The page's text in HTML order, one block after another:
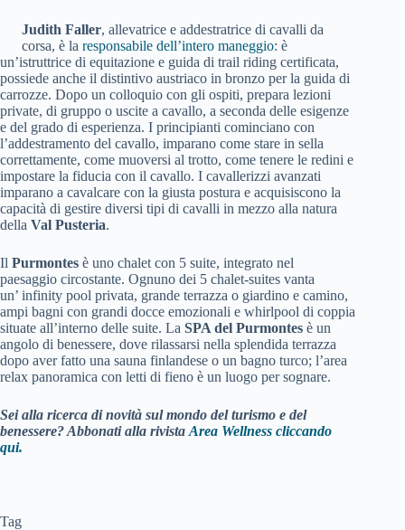
Judith Faller, allevatrice e addestratrice di cavalli da
corsa, è la responsabile dell’intero maneggio: è
un’istruttrice di equitazione e guida di trail riding certificata,
possiede anche il distintivo austriaco in bronzo per la guida di
carrozze. Dopo un colloquio con gli ospiti, prepara lezioni
private, di gruppo o uscite a cavallo, a seconda delle esigenze
e del grado di esperienza. I principianti cominciano con
l’addestramento del cavallo, imparano come stare in sella
correttamente, come muoversi al trotto, come tenere le redini e
impostare la fiducia con il cavallo. I cavallerizzi avanzati
imparano a cavalcare con la giusta postura e acquisiscono la
capacità di gestire diversi tipi di cavalli in mezzo alla natura
della Val Pusteria.
Il Purmontes è uno chalet con 5 suite, integrato nel
paesaggio circostante. Ognuno dei 5 chalet-suites vanta
un’ infinity pool privata, grande terrazza o giardino e camino,
ampi bagni con grandi docce emozionali e whirlpool di coppia
situate all’interno delle suite. La SPA del Purmontes è un
angolo di benessere, dove rilassarsi nella splendida terrazza
dopo aver fatto una sauna finlandese o un bagno turco; l’area
relax panoramica con letti di fieno è un luogo per sognare.
Sei alla ricerca di novità sul mondo del turismo e del
benessere? Abbonati alla rivista Area Wellness cliccando
qui.
Tag